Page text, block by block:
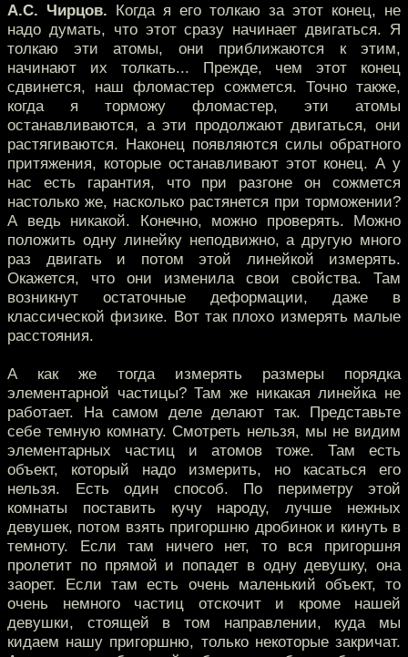
А.С. Чирцов. Когда я его толкаю за этот конец, не
надо думать, что этот сразу начинает двигаться. Я
толкаю эти атомы, они приближаются к этим,
начинают их толкать... Прежде, чем этот конец
сдвинется, наш фломастер сожмется. Точно также,
когда я торможу фломастер, эти атомы
останавливаются, а эти продолжают двигаться, они
растягиваются. Наконец появляются силы обратного
притяжения, которые останавливают этот конец. А у
нас есть гарантия, что при разгоне он сожмется
настолько же, насколько растянется при торможении?
А ведь никакой. Конечно, можно проверять. Можно
положить одну линейку неподвижно, а другую много
раз двигать и потом этой линейкой измерять.
Окажется, что они изменила свои свойства. Там
возникнут остаточные деформации, даже в
классической физике. Вот так плохо измерять малые
расстояния.
А как же тогда измерять размеры порядка
элементарной частицы? Там же никакая линейка не
работает. На самом деле делают так. Представьте
себе темную комнату. Смотреть нельзя, мы не видим
элементарных частиц и атомов тоже. Там есть
объект, который надо измерить, но касаться его
нельзя. Есть один способ. По периметру этой
комнаты поставить кучу народу, лучше нежных
девушек, потом взять пригоршню дробинок и кинуть в
темноту. Если там ничего нет, то вся пригоршня
пролетит по прямой и попадет в одну девушку, она
заорет. Если там есть очень маленький объект, то
очень немного частиц отскочит и кроме нашей
девушки, стоящей в том направлении, куда мы
кидаем нашу пригоршню, только некоторые закричат.